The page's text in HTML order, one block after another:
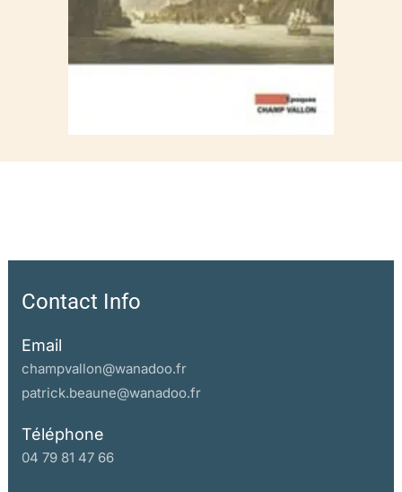
Contact Info
Email
champvallon@wanadoo.fr
patrick.beaune@wanadoo.fr
Téléphone
04 79 81 47 66